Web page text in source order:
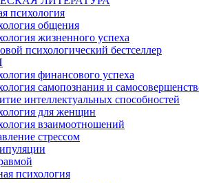
психология
общения
жизненного успеха
психологический бестселлер
финансового успеха
самопознания и
интеллектуальных способностей
для женщин
взаимоотношений
стрессом
психология